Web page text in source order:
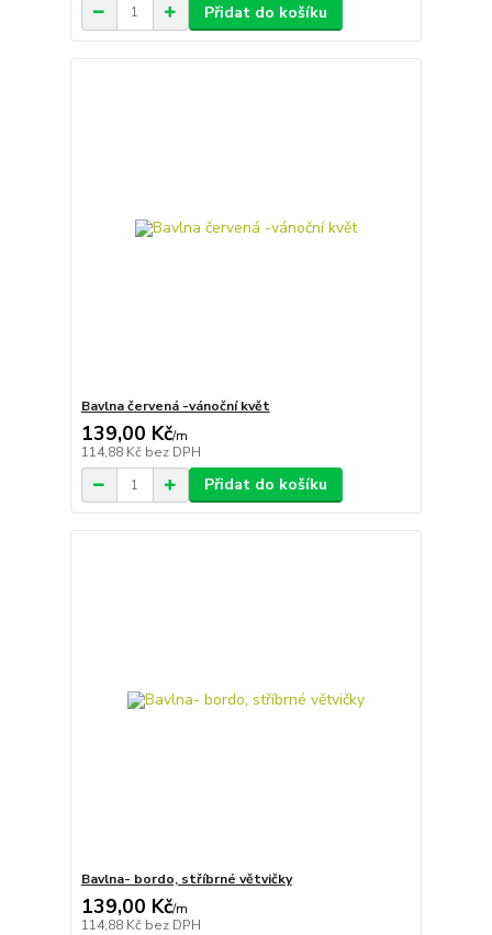
Přidat do košíku
Bavlna červená -vánoční květ
139,00 Kč/m
114,88 Kč bez DPH
Přidat do košíku
Bavlna- bordo, stříbrné větvičky
139,00 Kč/m
114,88 Kč bez DPH